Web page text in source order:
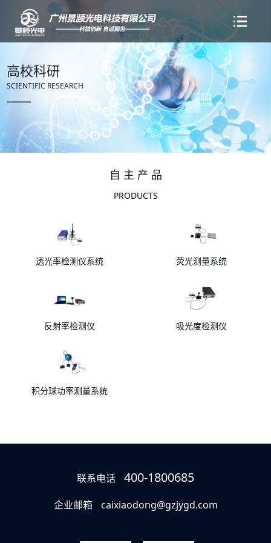
高校科研
SCIENTIFIC RESEARCH
自主产品
PRODUCTS
透光率检测仪系统 荧光测量系统
反射率检测仪 吸光度检测仪
积分球功率测量系统
联系电话 400-1800685
企业邮箱 caixiaodong@gzjygd.com